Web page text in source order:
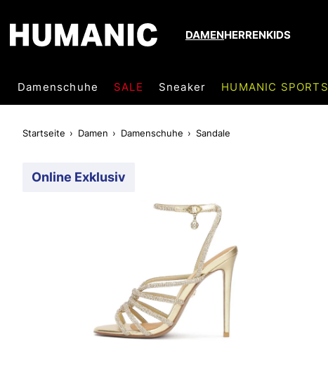
DAMENHERRENKIDS
Damenschuhe SALE Sneaker HUMANIC SPORTS
Startseite Damen Damenschuhe Sandale
Online Exklusiv